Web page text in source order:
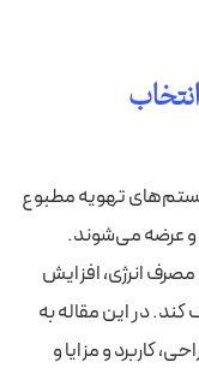
تهویه مطبوع
و عرضه می‌شوند.
انرژی، افزایش
در این مقاله به
کاربرد و مزایا و